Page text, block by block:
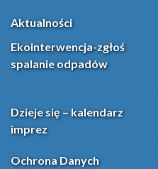
Aktualności
Ekointerwencja-zgłoś
spalanie odpadów
Dzieje się – kalendarz
imprez
Ochrona Danych